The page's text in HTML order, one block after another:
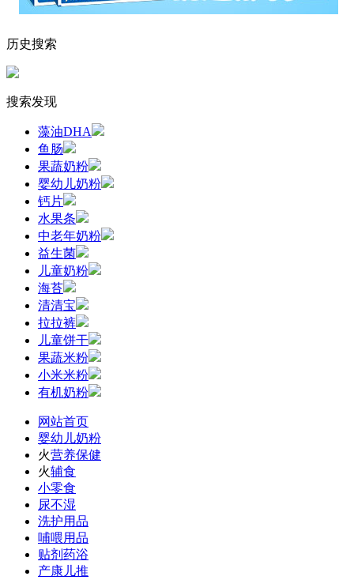
历史搜索
搜索发现
藻油DHA
鱼肠
果蔬奶粉
婴幼儿奶粉
钙片
水果条
中老年奶粉
益生菌
儿童奶粉
海苔
清清宝
拉拉裤
儿童饼干
果蔬米粉
小米米粉
有机奶粉
网站首页
婴幼儿奶粉
火营养保健
火辅食
小零食
尿不湿
洗护用品
哺喂用品
贴剂药浴
产康儿推